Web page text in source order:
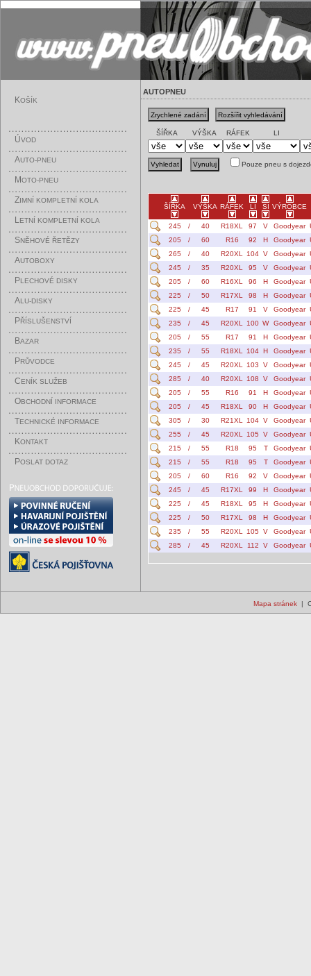
KOŠÍK
ÚVOD
AUTO-PNEU
MOTO-PNEU
ZIMNÍ KOMPLETNÍ KOLA
LETNÍ KOMPLETNÍ KOLA
SNĚHOVÉ ŘETĚZY
AUTOBOXY
PLECHOVÉ DISKY
ALU-DISKY
PŘÍSLUŠENSTVÍ
BAZAR
PRŮVODCE
CENÍK SLUŽEB
OBCHODNÍ INFORMACE
TECHNICKÉ INFORMACE
KONTAKT
POSLAT DOTAZ
AUTOPNEU
ŠÍŘKA VÝŠKA RÁFEK LI
Pouze pneu s
ŠÍŘKA VÝŠKA RÁFEK LI SI VÝROBCE
245 / 40 R18XL 97 V Goodyear
205
/ 60 R16 92 H Goodyear
265
/ 40 R20XL 104 V Goodyear
245
/ 35 R20XL 95 V Goodyear
205
/ 60 R16XL 96 H Goodyear
225
/ 50 R17XL 98 H Goodyear
225
/ 45 R17 91 V Goodyear
235
/ 45 R20XL 100 W Goodyear
205
/ 55 R17 91 H Goodyear
235
/ 55 R18XL 104 H Goodyear
245
/ 45 R20XL 103 V Goodyear
285
/ 40 R20XL 108 V Goodyear
205
/ 55 R16 91 H Goodyear
205
/ 45 R18XL 90 H Goodyear
305
/ 30 R21XL 104 V Goodyear
255
/ 45 R20XL 105 V Goodyear
215
/ 55 R18 95 T Goodyear
215
/ 55 R18 95 T Goodyear
205
/ 60 R16 92 V Goodyear
245
/ 45 R17XL 99 H Goodyear
225
/ 45 R18XL 95 H Goodyear
225
/ 50 R17XL 98 H Goodyear
235
/ 55 R20XL 105 V Goodyear
285
/ 45 R20XL 112 V Goodyear
Mapa stránek|